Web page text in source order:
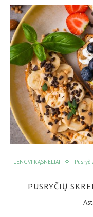
LENGVI KĄSNELIAI
PUSRYČIŲ